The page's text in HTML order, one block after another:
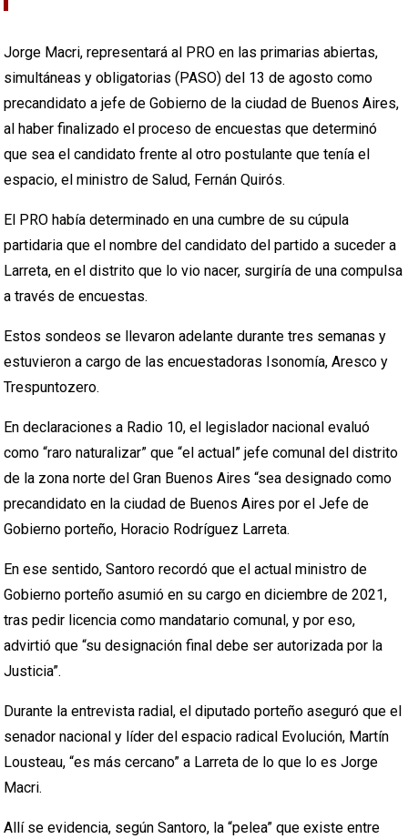
Jorge Macri, representará al PRO en las primarias abiertas,
simultáneas y obligatorias (PASO) del 13 de agosto como
precandidato a jefe de Gobierno de la ciudad de Buenos Aires,
al haber finalizado el proceso de encuestas que determinó
que sea el candidato frente al otro postulante que tenía el
espacio, el ministro de Salud, Fernán Quirós.
El PRO había determinado en una cumbre de su cúpula
partidaria que el nombre del candidato del partido a suceder a
Larreta, en el distrito que lo vio nacer, surgiría de una compulsa
a través de encuestas.
Estos sondeos se llevaron adelante durante tres semanas y
estuvieron a cargo de las encuestadoras Isonomía, Aresco y
Trespuntozero.
En declaraciones a Radio 10, el legislador nacional evaluó
como “raro naturalizar” que “el actual” jefe comunal del distrito
de la zona norte del Gran Buenos Aires “sea designado como
precandidato en la ciudad de Buenos Aires por el Jefe de
Gobierno porteño, Horacio Rodríguez Larreta.
En ese sentido, Santoro recordó que el actual ministro de
Gobierno porteño asumió en su cargo en diciembre de 2021,
tras pedir licencia como mandatario comunal, y por eso,
advirtió que “su designación final debe ser autorizada por la
Justicia”.
Durante la entrevista radial, el diputado porteño aseguró que el
senador nacional y líder del espacio radical Evolución, Martín
Lousteau, “es más cercano” a Larreta de lo que lo es Jorge
Macri.
Allí se evidencia, según Santoro, la “pelea” que existe entre